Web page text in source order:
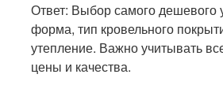
Ответ: Выбор самого дешевого
форма, тип кровельного
утепление. Важно учитывать
цены и качества.